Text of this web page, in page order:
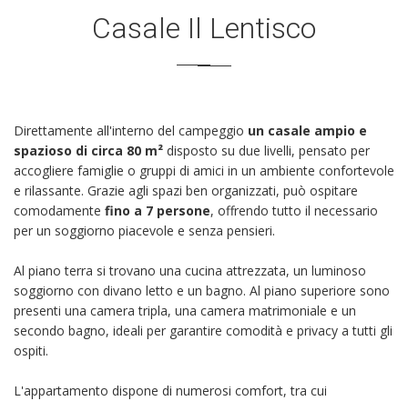
Casale Il Lentisco
Direttamente all'interno del campeggio un casale ampio e
spazioso di circa 80 m² disposto su due livelli, pensato per
accogliere famiglie o gruppi di amici in un ambiente confortevole
e rilassante. Grazie agli spazi ben organizzati, può ospitare
comodamente fino a 7 persone, offrendo tutto il necessario
per un soggiorno piacevole e senza pensieri.
Al piano terra si trovano una cucina attrezzata, un luminoso
soggiorno con divano letto e un bagno. Al piano superiore sono
presenti una camera tripla, una camera matrimoniale e un
secondo bagno, ideali per garantire comodità e privacy a tutti gli
ospiti.
L'appartamento dispone di numerosi comfort, tra cui